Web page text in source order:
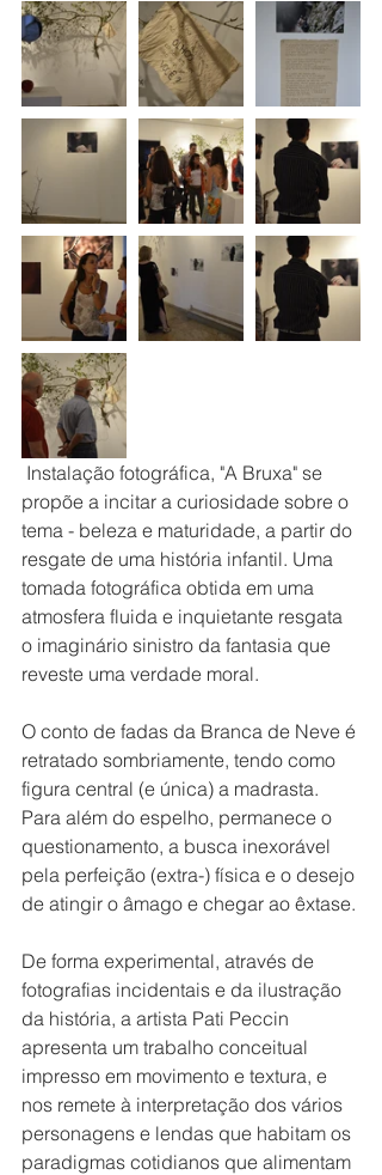
propõe a incitar a curiosidade sobre o
tema - beleza e maturidade, a partir do
resgate de uma história infantil. Uma
tomada fotográfica obtida em uma
atmosfera fluida e inquietante resgata
o imaginário sinistro da fantasia que
reveste uma verdade moral.
O conto de fadas da Branca de Neve é
retratado sombriamente, tendo como
figura central (e única) a madrasta.
Para além do espelho, permanece o
questionamento, a busca inexorável
pela perfeição (extra-) física e o desejo
de atingir o âmago e chegar ao êxtase.
De forma experimental, através de
fotografias incidentais e da ilustração
da história, a artista Pati Peccin
apresenta um trabalho conceitual
impresso em movimento e textura, e
nos remete à interpretação dos vários
personagens e lendas que habitam os
paradigmas cotidianos que alimentam